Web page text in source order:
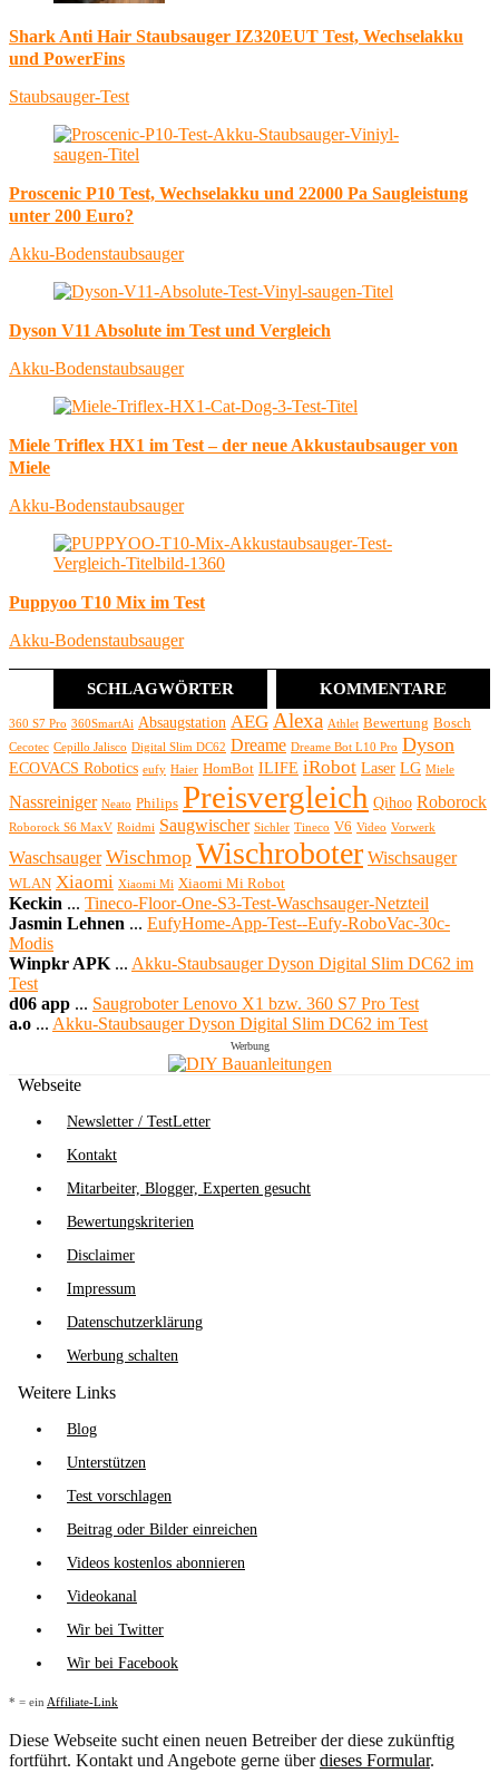
Shark Anti Hair Staubsauger IZ320EUT Test, Wechselakku
und PowerFins
Staubsauger-Test
Proscenic P10 Test, Wechselakku und 22000 Pa Saugleistung
unter 200 Euro?
Akku-Bodenstaubsauger
Dyson V11 Absolute im Test und Vergleich
Akku-Bodenstaubsauger
Miele Triflex HX1 im Test – der neue Akkustaubsauger von
Miele
Akku-Bodenstaubsauger
Puppyoo T10 Mix im Test
Akku-Bodenstaubsauger
SCHLAGWÖRTER KOMMENTARE
360 S7 Pro 360SmartAi Absaugstation AEG Alexa Athlet Bewertung Bosch
Cecotec Cepillo Jalisco Digital Slim DC62 Dreame Dreame Bot L10 Pro Dyson
ECOVACS Robotics eufy Haier HomBot ILIFE iRobot Laser LG Miele
Nassreiniger Neato Philips Preisvergleich Qihoo Roborock
Roborock S6 MaxV Roidmi Saugwischer Sichler Tineco V6 Video Vorwerk
Waschsauger Wischmop Wischroboter Wischsauger
WLAN Xiaomi Xiaomi Mi Xiaomi Mi Robot
Keckin ... Tineco-Floor-One-S3-Test-Waschsauger-Netzteil
Jasmin Lehnen ... EufyHome-App-Test--Eufy-RoboVac-30c-
Modis
Winpkr APK ... Akku-Staubsauger Dyson Digital Slim DC62 im
Test
d06 app ... Saugroboter Lenovo X1 bzw. 360 S7 Pro Test
a.o ... Akku-Staubsauger Dyson Digital Slim DC62 im Test
Werbung
Webseite
Newsletter / TestLetter
Kontakt
Mitarbeiter, Blogger, Experten gesucht
Bewertungskriterien
Disclaimer
Impressum
Datenschutzerklärung
Werbung schalten
Weitere Links
Blog
Unterstützen
Test vorschlagen
Beitrag oder Bilder einreichen
Videos kostenlos abonnieren
Videokanal
Wir bei Twitter
Wir bei Facebook
* = ein Affiliate-Link
Diese Webseite sucht einen neuen Betreiber der diese zukünftig
fortführt. Kontakt und Angebote gerne überdieses Formular.